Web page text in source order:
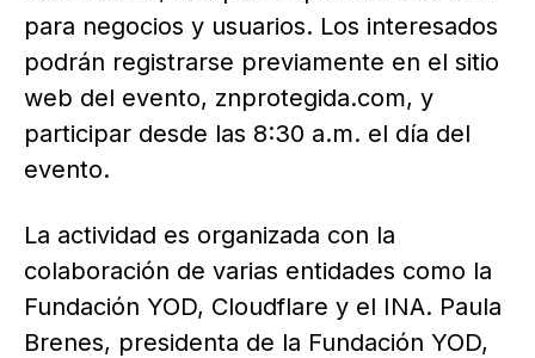
para negocios y usuarios. Los interesados
podrán registrarse previamente en el sitio
web del evento, znprotegida.com, y
participar desde las 8:30 a.m. el día del
evento.
La actividad es organizada con la
colaboración de varias entidades como la
Fundación YOD, Cloudflare y el INA. Paula
Brenes, presidenta de la Fundación YOD,